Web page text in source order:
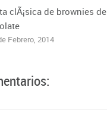
clÃ¡sica de brownies de
Febrero, 2014